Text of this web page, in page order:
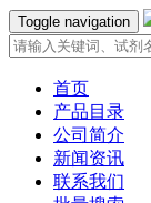
Toggle navigation
首页
产品目录
公司简介
新闻资讯
联系我们